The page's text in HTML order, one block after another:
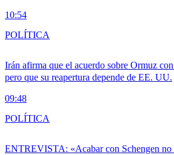
10:54
Irán afirma que el acuerdo sobre Ormuz
pero que su reapertura depende de EE. UU.
09:48
POLÍTICA
ENTREVISTA: «Acabar con Schengen no
POLÍTICA